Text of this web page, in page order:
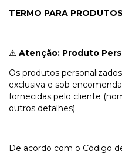
TERMO PARA
⚠️ Atenção: Produto
Os produtos
exclusiva e sob
fornecidas pelo cliente
outros detalhes).
De acordo com o Código